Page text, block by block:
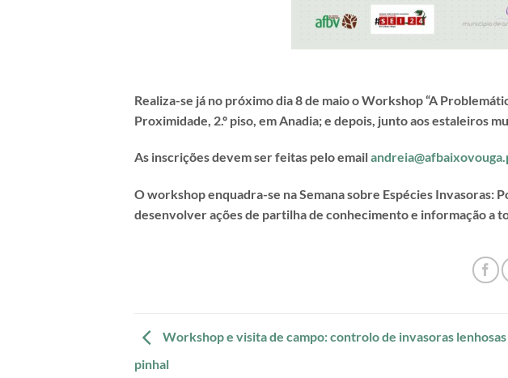
Realiza-se já no próximo dia 8 de maio o Workshop “A
Proximidade, 2.º piso, em Anadia; e depois, junto aos estaleiros
As inscrições devem ser feitas pelo email
O workshop enquadra-se na Semana sobre Espécies Invasoras:
desenvolver ações de partilha de conhecimento e informação a
Workshop e visita de campo: controlo de invasoras
pinhal